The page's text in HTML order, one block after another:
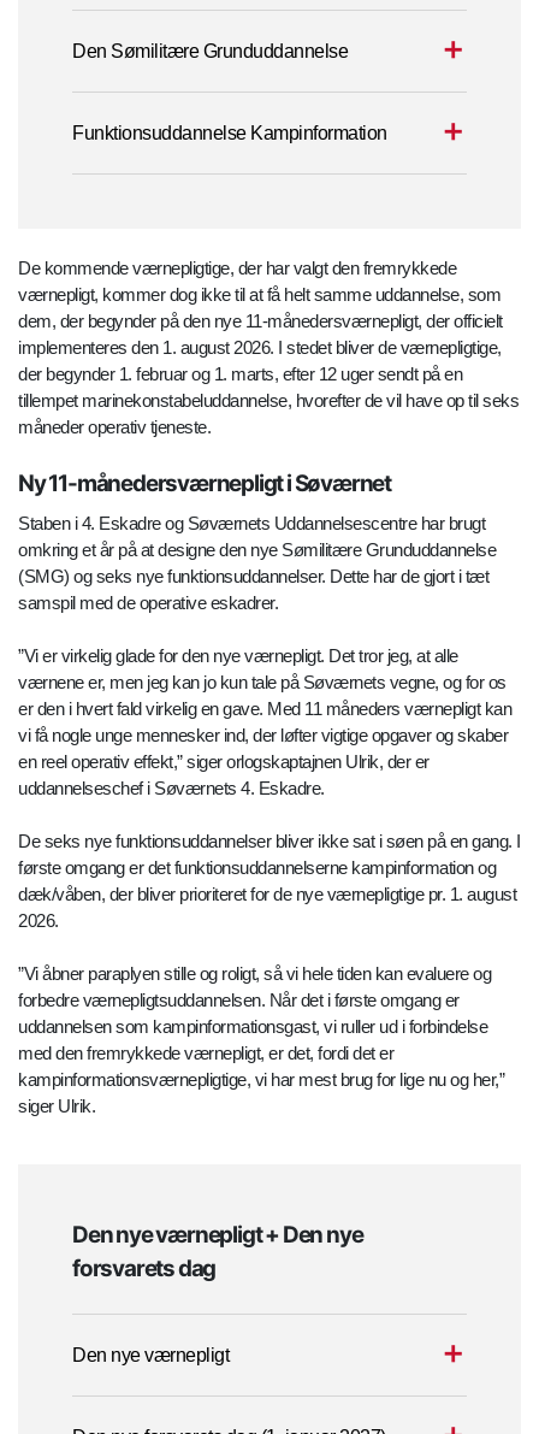
Den Sømilitære Grunduddannelse
Funktionsuddannelse Kampinformation
De kommende værnepligtige, der har valgt den fremrykkede
værnepligt, kommer dog ikke til at få helt samme uddannelse, som
dem, der begynder på den nye 11-månedersværnepligt, der officielt
implementeres den 1. august 2026. I stedet bliver de værnepligtige,
der begynder 1. februar og 1. marts, efter 12 uger sendt på en
tillempet marinekonstabeluddannelse, hvorefter de vil have op til seks
måneder operativ tjeneste.
Ny 11-månedersværnepligt i Søværnet
Staben i 4. Eskadre og Søværnets Uddannelsescentre har brugt
omkring et år på at designe den nye Sømilitære Grunduddannelse
(SMG) og seks nye funktionsuddannelser. Dette har de gjort i tæt
samspil med de operative eskadrer.
”Vi er virkelig glade for den nye værnepligt. Det tror jeg, at alle
værnene er, men jeg kan jo kun tale på Søværnets vegne, og for os
er den i hvert fald virkelig en gave. Med 11 måneders værnepligt kan
vi få nogle unge mennesker ind, der løfter vigtige opgaver og skaber
en reel operativ effekt,” siger orlogskaptajnen Ulrik, der er
uddannelseschef i Søværnets 4. Eskadre.
De seks nye funktionsuddannelser bliver ikke sat i søen på en gang. I
første omgang er det funktionsuddannelserne kampinformation og
dæk/våben, der bliver prioriteret for de nye værnepligtige pr. 1. august
2026.
”Vi åbner paraplyen stille og roligt, så vi hele tiden kan evaluere og
forbedre værnepligtsuddannelsen. Når det i første omgang er
uddannelsen som kampinformationsgast, vi ruller ud i forbindelse
med den fremrykkede værnepligt, er det, fordi det er
kampinformationsværnepligtige, vi har mest brug for lige nu og her,”
siger Ulrik.
Den nye værnepligt + Den nye
forsvarets dag
Den nye værnepligt